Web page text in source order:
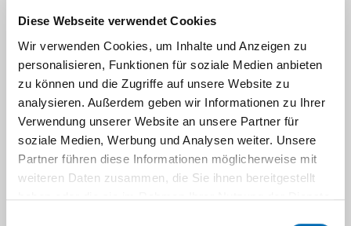
Diese Webseite verwendet Cookies
Wir verwenden Cookies, um Inhalte und Anzeigen zu
personalisieren, Funktionen für soziale Medien anbieten
zu können und die Zugriffe auf unsere Website zu
analysieren. Außerdem geben wir Informationen zu Ihrer
Verwendung unserer Website an unsere Partner für
soziale Medien, Werbung und Analysen weiter. Unsere
Partner führen diese Informationen möglicherweise mit
weiteren Daten zusammen, die Sie ihnen bereitgestellt
haben oder die sie im Rahmen Ihrer Nutzung der Dienste
Ansprechperson, die Ihre Familie und Ihre
Kinder berät, begleitet und bedarfsgerecht
unterstützt. Gemeinsam mit Ihnen entwickelt
er individuelle Lösungswege. Dabei kann es
sich um sozialrechtliche und finanzielle Fragen,
den Antrag auf eine Haushaltshilfe oder die
Förderung der Krankheitsbewältigung bei
Eltern und Kindern handeln. Ihr Familien-